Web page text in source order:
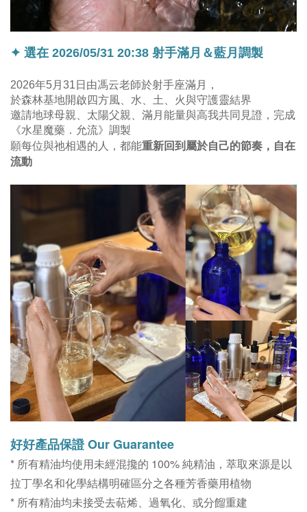
✦ 選在 2026/05/31 20:38 射手滿月＆藍月調製
2026年5月31日由馮云老師於射手座滿月，
於森林基地開啟四方風、水、土、火與守護靈結界
邀請地球母親、太陽父親、滿月能量與高我共同見證，完成
《水星魔藥．允流》調製
願每位與祂相遇的人，都能重新回到屬於自己的節奏，自在
流動
好好產品保證 Our Guarantee
* 所有精油均使用未經混攙的 100% 純精油，萃取來源是以
拉丁學名和化學結構明確區分之各種芳香藥用植物
* 所有精油均未接受去萜烯、過氧化、或分餾重建